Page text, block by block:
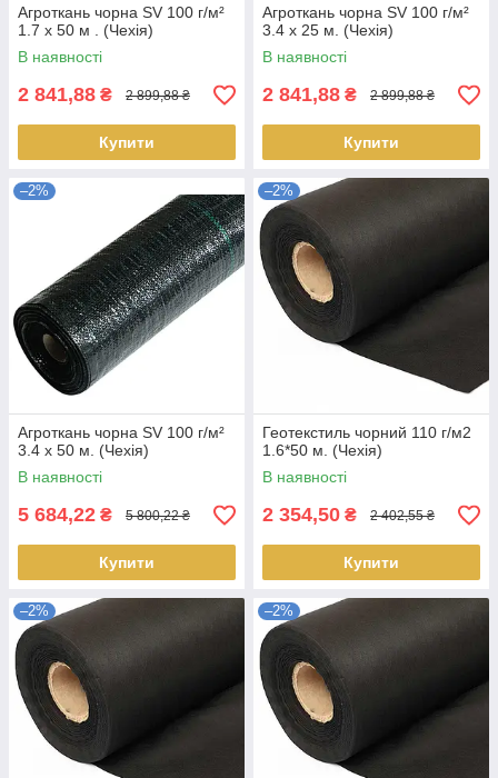
Агроткань чорна SV 100 г/м²
1.7 х 50 м . (Чехія)
В наявності
2 841,88 ₴ 2 899,88 ₴
Купити
Агроткань чорна SV 100 г/м²
3.4 х 25 м. (Чехія)
В наявності
2 841,88 ₴ 2 899,88 ₴
Купити
–2%
Агроткань чорна SV 100 г/м²
3.4 х 50 м. (Чехія)
В наявності
5 684,22 ₴ 5 800,22 ₴
Купити
–2%
Геотекстиль чорний 110 г/м2
1.6*50 м. (Чехія)
В наявності
2 354,50 ₴ 2 402,55 ₴
Купити
–2% –2%